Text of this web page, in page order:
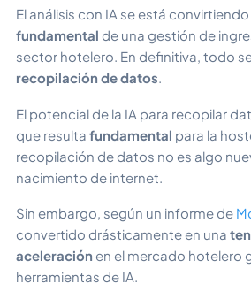
El análisis con IA se está convirtiendo
fundamental de una gestión de
sector hotelero. En definitiva, todo
recopilación de datos.
El potencial de la IA para recopilar
que resulta fundamental para la
recopilación de datos no es algo
nacimiento de internet.
Sin embargo, según un informe de
convertido drásticamente en una
aceleración en el mercado hotelero
herramientas de IA.